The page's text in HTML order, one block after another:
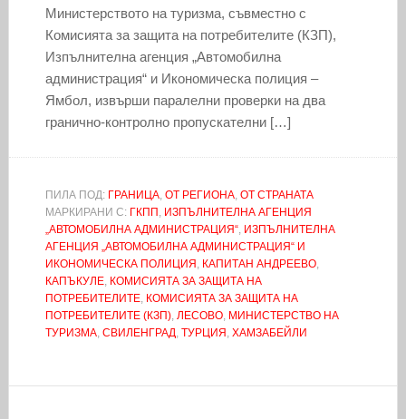
Министерството на туризма, съвместно с
Комисията за защита на потребителите (КЗП),
Изпълнителна агенция „Автомобилна
администрация“ и Икономическа полиция –
Ямбол, извърши паралелни проверки на два
гранично-контролно пропускателни […]
ПИЛА ПОД: ГРАНИЦА, ОТ РЕГИОНА, ОТ СТРАНАТА
МАРКИРАНИ С: ГКПП , ИЗПЪЛНИТЕЛНА АГЕНЦИЯ
„АВТОМОБИЛНА АДМИНИСТРАЦИЯ“, ИЗПЪЛНИТЕЛНА
АГЕНЦИЯ „АВТОМОБИЛНА АДМИНИСТРАЦИЯ“ И
ИКОНОМИЧЕСКА ПОЛИЦИЯ , КАПИТАН АНДРЕЕВО,
КАПЪКУЛЕ, КОМИСИЯТА ЗА ЗАЩИТА НА
ПОТРЕБИТЕЛИТЕ, КОМИСИЯТА ЗА ЗАЩИТА НА
ПОТРЕБИТЕЛИТЕ (КЗП), ЛЕСОВО, МИНИСТЕРСТВО НА
ТУРИЗМА, СВИЛЕНГРАД, ТУРЦИЯ , ХАМЗАБЕЙЛИ